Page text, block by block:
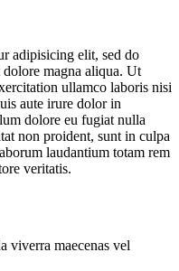
adipisicing elit, sed do
magna aliqua. Ut
ullamco laboris nisi
aute irure dolor in
dolore eu fugiat nulla
non proident, sunt in culpa
laudantium totam rem
veritatis.
viverra maecenas vel